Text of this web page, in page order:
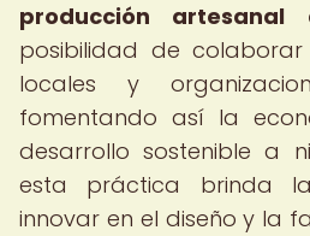
producción artesanal
posibilidad de
locales y
fomentando así la
desarrollo sostenible a
esta práctica brinda
innovar en el diseño y la